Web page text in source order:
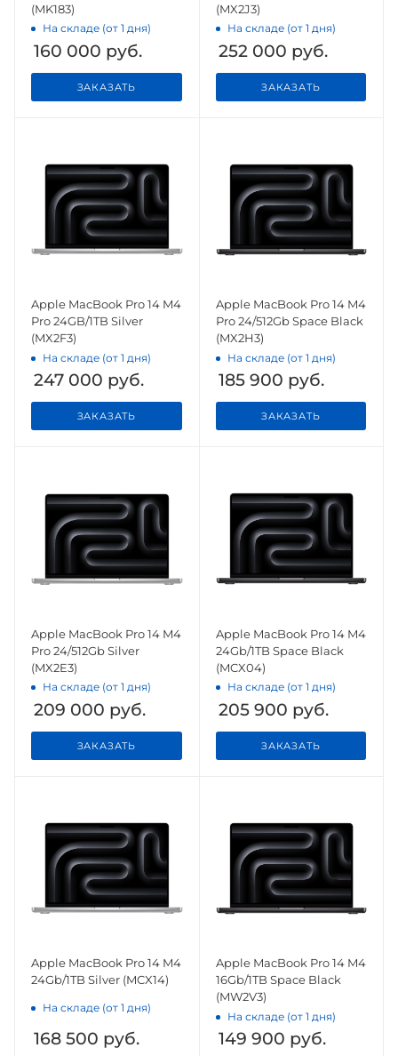
(MK183)
На складе (от 1 дня)
160 000 руб.
ЗАКАЗАТЬ
(MX2J3)
На складе (от 1 дня)
252 000 руб.
ЗАКАЗАТЬ
Apple MacBook Pro 14 M4
Pro 24GB/1TB Silver
(MX2F3)
На складе (от 1 дня)
247 000 руб.
ЗАКАЗАТЬ
Apple MacBook Pro 14 M4
Pro 24/512Gb Space Black
(MX2H3)
На складе (от 1 дня)
185 900 руб.
ЗАКАЗАТЬ
Apple MacBook Pro 14 M4
Pro 24/512Gb Silver
(MX2E3)
На складе (от 1 дня)
209 000 руб.
ЗАКАЗАТЬ
Apple MacBook Pro 14 M4
24Gb/1TB Space Black
(MCX04)
На складе (от 1 дня)
205 900 руб.
ЗАКАЗАТЬ
Apple MacBook Pro 14 M4
24Gb/1TB Silver (MCX14)
На складе (от 1 дня)
168 500 руб.
Apple MacBook Pro 14 M4
16Gb/1TB Space Black
(MW2V3)
На складе (от 1 дня)
149 900 руб.